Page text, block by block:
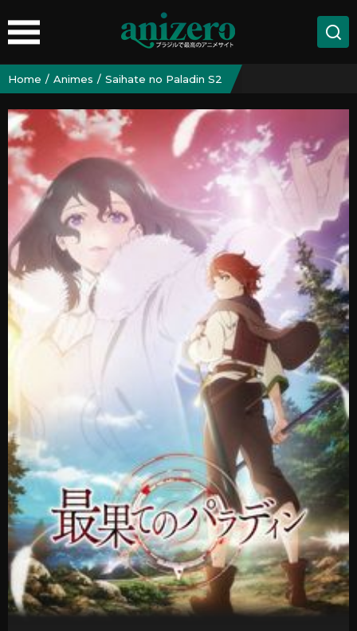
Home Animes Saihate no Paladin S2